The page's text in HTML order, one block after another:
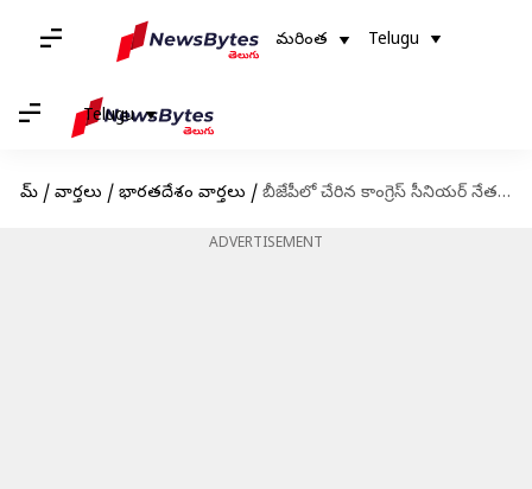
మరింత Telugu
Telugu
హోమ్ / వార్తలు / భారతదేశం వార్తలు / బీజేపీలో చేరిన కాంగ్రెస్ సీనియర్ నేత ఏకే ఆంటోనీ కుమారుడు అనిల్ ఆంటోనీ
ADVERTISEMENT